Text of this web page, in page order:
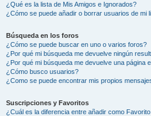
¿Qué es la lista de Mis Amigos e Ignorados?
¿Cómo se puede añadir o borrar usuarios de mi
Búsqueda en los foros
¿Cómo se puede buscar en uno o varios foros?
¿Por qué mi búsqueda me devuelve ningún
¿Por qué mi búsqueda me devuelve una página
¿Cómo busco usuarios?
¿Como se puede encontrar mis propios
Suscripciones y Favoritos
¿Cuál es la diferencia entre añadir como